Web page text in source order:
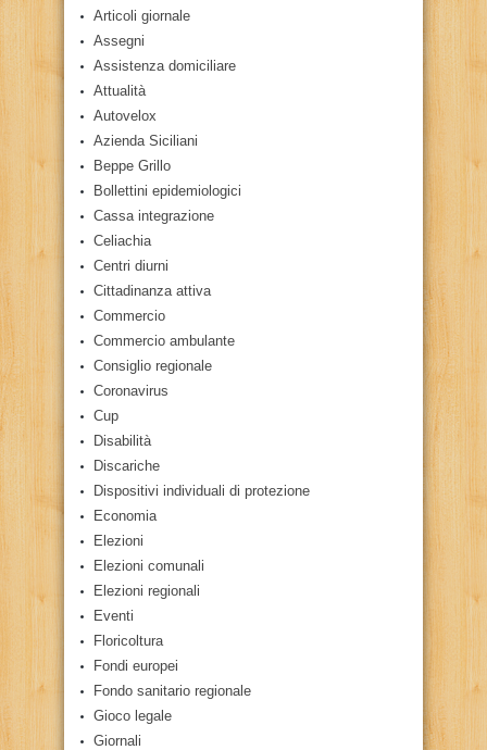
Articoli giornale
Assegni
Assistenza domiciliare
Attualità
Autovelox
Azienda Siciliani
Beppe Grillo
Bollettini epidemiologici
Cassa integrazione
Celiachia
Centri diurni
Cittadinanza attiva
Commercio
Commercio ambulante
Consiglio regionale
Coronavirus
Cup
Disabilità
Discariche
Dispositivi individuali di protezione
Economia
Elezioni
Elezioni comunali
Elezioni regionali
Eventi
Floricoltura
Fondi europei
Fondo sanitario regionale
Gioco legale
Giornali